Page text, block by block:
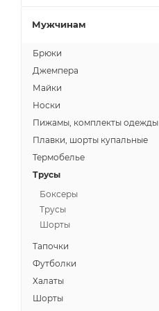
Мужчинам
Брюки
Джемпера
Майки
Носки
Пижамы, комплекты одежды
Плавки, шорты купальные
Термобелье
Трусы
Боксеры
Трусы
Шорты
Тапочки
Футболки
Халаты
Шорты